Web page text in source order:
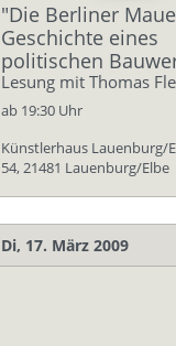
"Die Berliner
Geschichte eines
politischen
Lesung mit Thomas
ab 19:30 Uhr
Künstlerhaus Lauenburg/
54, 21481 Lauenburg/Elbe
Di, 17. März 2009